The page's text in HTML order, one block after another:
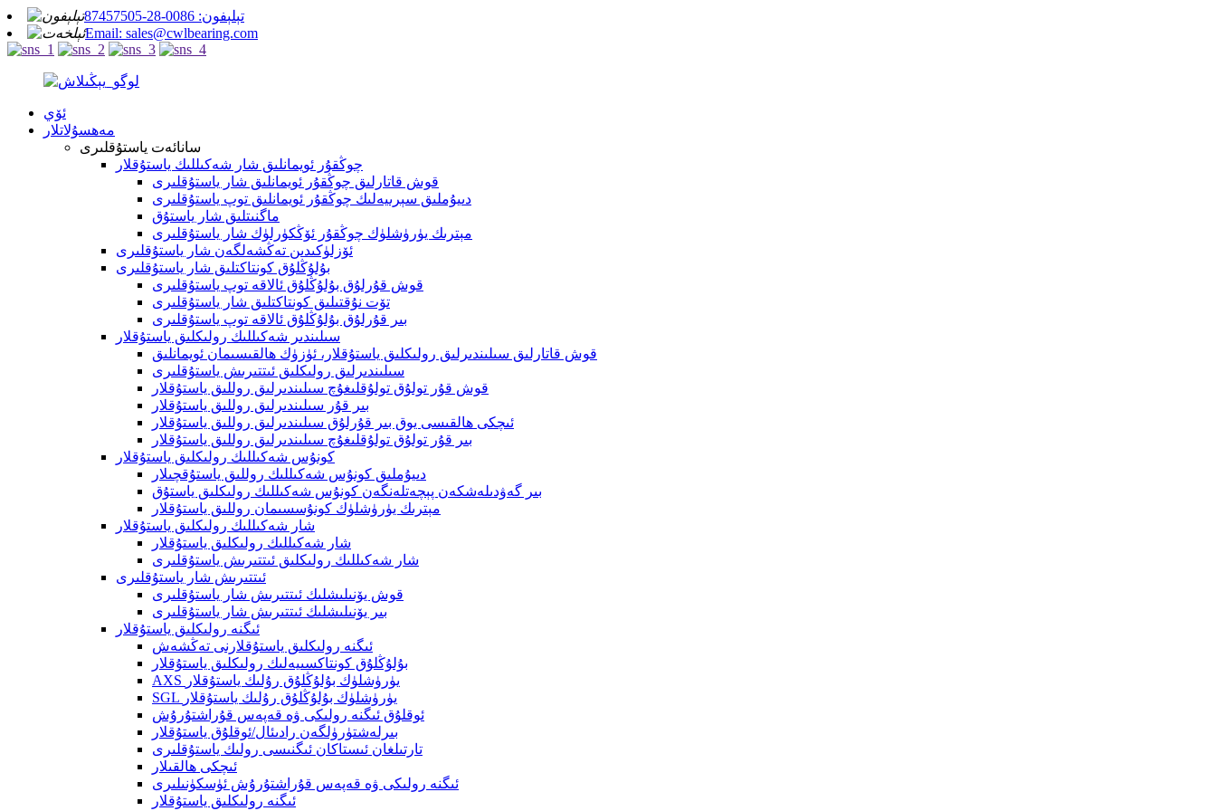
تېلېفون: 0086-28-87457505
Email: sales@cwlbearing.com
ئۆي
مەھسۇلاتلار
سانائەت ياستۇقلىرى
چوڭقۇر ئويمانلىق شار شەكىللىك ياستۇقلار
قوش قاتارلىق چوڭقۇر ئويمانلىق شار ياستۇقلىرى
دىيۇملىق سېرىيەلىك چوڭقۇر ئويمانلىق توپ ياستۇقلىرى
ماگنىتلىق شار ياستۇق
مېترىك يۈرۈشلۈك چوڭقۇر ئۆڭكۈرلۈك شار ياستۇقلىرى
ئۆزلۈكىدىن تەڭشەلگەن شار ياستۇقلىرى
بۇلۇڭلۇق كونتاكتلىق شار ياستۇقلىرى
قوش قۇرلۇق بۇلۇڭلۇق ئالاقە توپ ياستۇقلىرى
تۆت نۇقتىلىق كونتاكتلىق شار ياستۇقلىرى
بىر قۇرلۇق بۇلۇڭلۇق ئالاقە توپ ياستۇقلىرى
سىلىندىر شەكىللىك رولىكلىق ياستۇقلار
قوش قاتارلىق سىلىندىرلىق رولىكلىق ياستۇقلار، ئۈزۈك ھالقىسىمان ئويمانلىق
سىلىندىرلىق رولىكلىق ئىتتىرىش ياستۇقلىرى
قوش قۇر تولۇق تولۇقلىغۇچ سىلىندىرلىق روللىق ياستۇقلار
بىر قۇر سىلىندىرلىق روللىق ياستۇقلار
ئىچكى ھالقىسى يوق بىر قۇرلۇق سىلىندىرلىق روللىق ياستۇقلار
بىر قۇر تولۇق تولۇقلىغۇچ سىلىندىرلىق روللىق ياستۇقلار
كونۇس شەكىللىك رولىكلىق ياستۇقلار
دىيۇملىق كونۇس شەكىللىك روللىق ياستۇقچىلار
بىر گەۋدىلەشكەن پېچەتلەنگەن كونۇس شەكىللىك رولىكلىق ياستۇق
مېترىك يۈرۈشلۈك كونۇسسىمان روللىق ياستۇقلار
شار شەكىللىك رولىكلىق ياستۇقلار
شار شەكىللىك رولىكلىق ياستۇقلار
شار شەكىللىك رولىكلىق ئىتتىرىش ياستۇقلىرى
ئىتتىرىش شار ياستۇقلىرى
قوش يۆنىلىشلىك ئىتتىرىش شار ياستۇقلىرى
بىر يۆنىلىشلىك ئىتتىرىش شار ياستۇقلىرى
ئىگنە رولىكلىق ياستۇقلار
ئىگنە رولىكلىق ياستۇقلارنى تەڭشەش
بۇلۇڭلۇق كونتاكسىيەلىك رولىكلىق ياستۇقلار
AXS يۈرۈشلۈك بۇلۇڭلۇق رۇلىك ياستۇقلار
SGL يۈرۈشلۈك بۇلۇڭلۇق رۇلىك ياستۇقلار
ئوقلۇق ئىگنە رولىكى ۋە قەپەس قۇراشتۇرۇش
بىرلەشتۈرۈلگەن رادىئال/ئوقلۇق ياستۇقلار
تارتىلغان ئىستاكان ئىگنىسى رولىك ياستۇقلىرى
ئىچكى ھالقىلار
ئىگنە رولىكى ۋە قەپەس قۇراشتۇرۇش ئۈسكۈنىلىرى
ئىگنە رولىكلىق ياستۇقلار